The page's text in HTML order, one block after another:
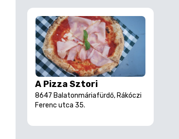
A Pizza Sztori
8647 Balatonmáriafürdő, Rákóczi
Ferenc utca 35.